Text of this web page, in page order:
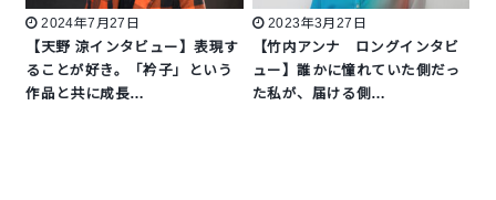
2024年7月27日
【天野 涼インタビュー】表現す
ることが好き。「衿子」という
作品と共に成長…
2023年3月27日
【竹内アンナ ロングインタビ
ュー】誰かに憧れていた側だっ
た私が、届ける側…